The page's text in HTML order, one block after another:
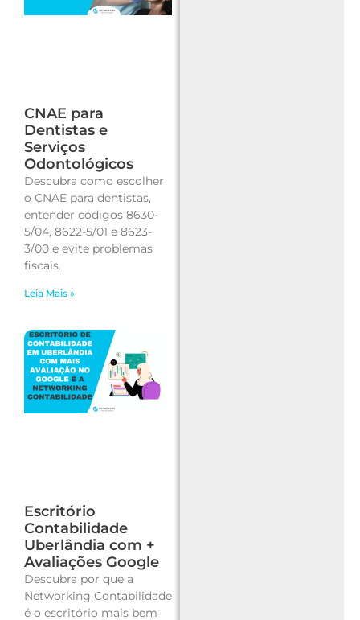
CNAE para
Dentistas e
Serviços
Odontológicos
Descubra como escolher
o CNAE para dentistas,
entender códigos 8630-
5/04, 8622-5/01 e 8623-
3/00 e evite problemas
fiscais.
Leia Mais »
Escritório
Contabilidade
Uberlândia com +
Avaliações Google
Descubra por que a
Networking Contabilidade
é o escritório mais bem